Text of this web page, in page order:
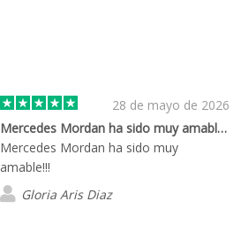
28 de mayo de 2026
Mercedes Mordan ha sido muy amable!!!
Mercedes Mordan ha sido muy
amable!!!
Gloria Aris Diaz